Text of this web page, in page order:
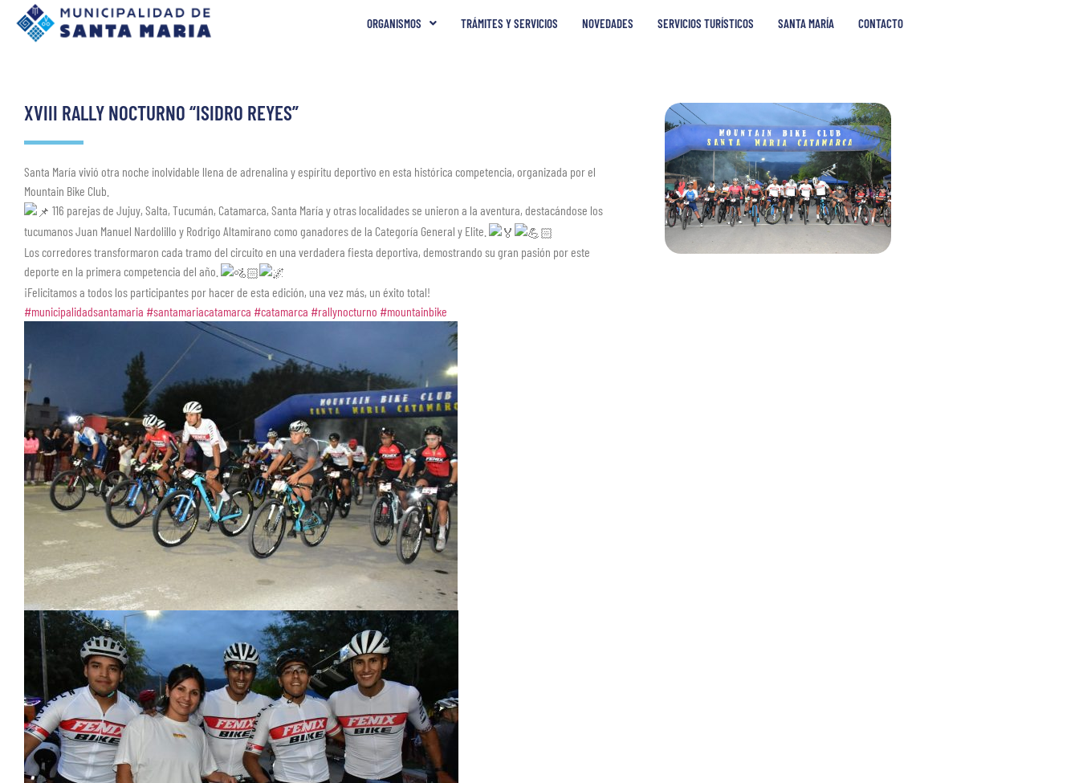
ORGANISMOS TRÁMITES Y SERVICIOS NOVEDADES SERVICIOS TURÍSTICOS SANTA MARÍA CONTACTO
XVIII RALLY NOCTURNO “ISIDRO REYES”
Santa María vivió otra noche inolvidable llena de adrenalina y espíritu deportivo en esta histórica competencia, organizada por el
Mountain Bike Club.
116 parejas de Jujuy, Salta, Tucumán, Catamarca, Santa María y otras localidades se unieron a la aventura, destacándose los
tucumanos Juan Manuel Nardolillo y Rodrigo Altamirano como ganadores de la Categoría General y Elite.
Los corredores transformaron cada tramo del circuito en una verdadera fiesta deportiva, demostrando su gran pasión por este
deporte en la primera competencia del año.
¡Felicitamos a todos los participantes por hacer de esta edición, una vez más, un éxito total!
#municipalidadsantamaria #santamariacatamarca #catamarca #rallynocturno #mountainbike